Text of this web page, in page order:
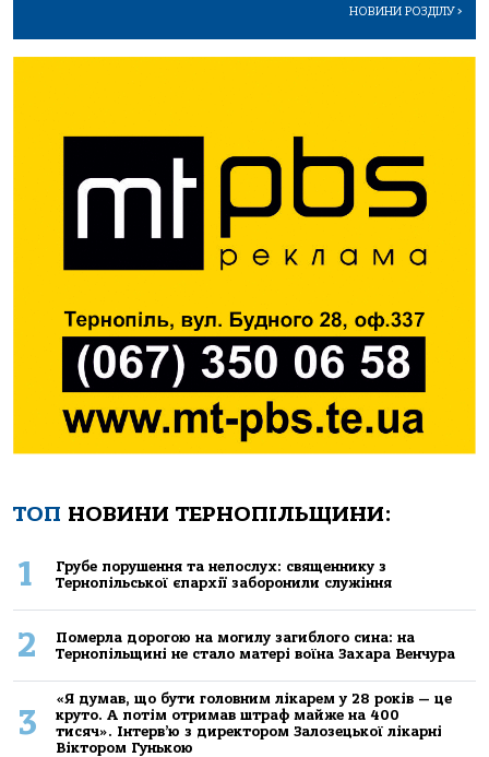
НОВИНИ РОЗДІЛУ>
ТОП НОВИНИ ТЕРНОПІЛЬЩИНИ:
1
Грубе порушення та непослух: священнику з
Тернопільської єпархії заборонили служіння
2
Померла дорогою на могилу загиблого сина: на
Тернопільщині не стало матері воїна Захара Венчура
3
«Я думав, що бути головним лікарем у 28 років — це
круто. А потім отримав штраф майже на 400
тисяч». Інтерв’ю з директором Залозецької лікарні
Віктором Гунькою